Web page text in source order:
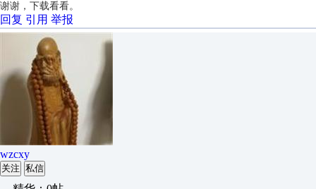
谢谢，下载看看。
回复 引用 举报
wzcxy
关注 私信